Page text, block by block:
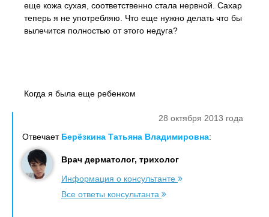
еще кожа сухая, соответственно стала нервной. Сахар
теперь я не употребляю. Что еще нужно делать что бы
вылечится полностью от этого недуга?
Когда я была еще ребенком
28 октября 2013 года
Отвечает Берёзкина Татьяна Владимировна:
Врач дерматолог, трихолог
Информация о консультанте
Все ответы консультанта